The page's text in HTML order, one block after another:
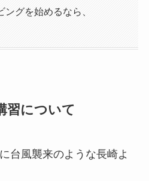
ングを始めるなら、
習について
台風襲来のような長崎よ